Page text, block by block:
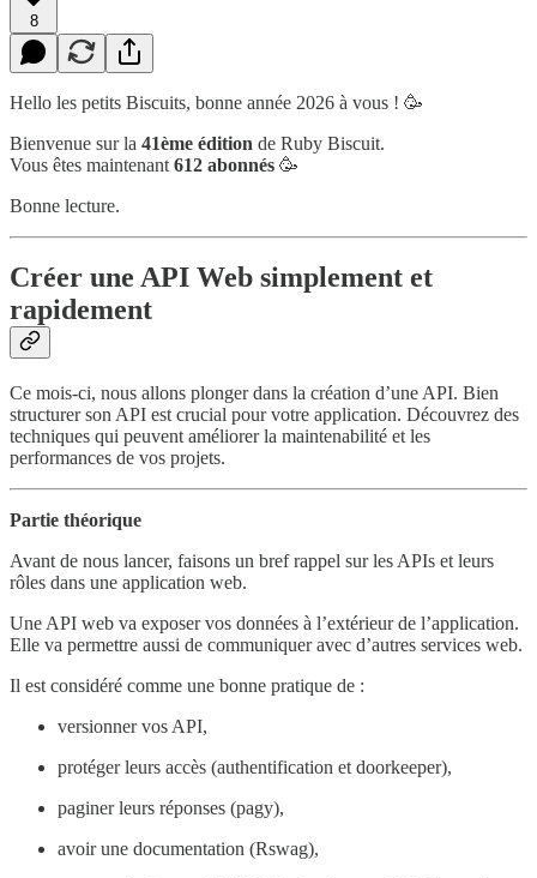
8
Hello les petits Biscuits, bonne année 2026 à vous ! 🥳
Bienvenue sur la 41ème édition de Ruby Biscuit.
Vous êtes maintenant 612 abonnés 🥳
Bonne lecture.
Créer une API Web simplement et
rapidement
Ce mois-ci, nous allons plonger dans la création d’une API. Bien
structurer son API est crucial pour votre application. Découvrez des
techniques qui peuvent améliorer la maintenabilité et les
performances de vos projets.
Partie théorique
Avant de nous lancer, faisons un bref rappel sur les APIs et leurs
rôles dans une application web.
Une API web va exposer vos données à l’extérieur de l’application.
Elle va permettre aussi de communiquer avec d’autres services web.
Il est considéré comme une bonne pratique de :
versionner vos API,
protéger leurs accès (authentification et doorkeeper),
paginer leurs réponses (pagy),
avoir une documentation (Rswag),